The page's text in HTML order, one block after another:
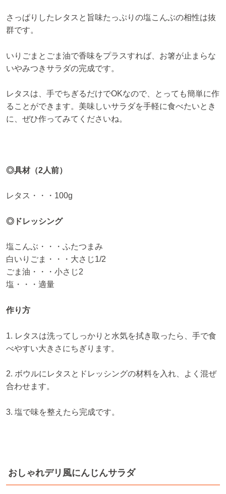
さっぱりしたレタスと旨味たっぷりの塩こんぶの相性は抜
群です。
いりごまとごま油で香味をプラスすれば、お箸が止まらな
いやみつきサラダの完成です。
レタスは、手でちぎるだけでOKなので、とっても簡単に作
ることができます。美味しいサラダを手軽に食べたいとき
に、ぜひ作ってみてくださいね。
◎具材（2人前）
レタス・・・100g
◎ドレッシング
塩こんぶ・・・ふたつまみ
白いりごま・・・大さじ1/2
ごま油・・・小さじ2
塩・・・適量
作り方
1. レタスは洗ってしっかりと水気を拭き取ったら、手で食
べやすい大きさにちぎります。
2. ボウルにレタスとドレッシングの材料を入れ、よく混ぜ
合わせます。
3. 塩で味を整えたら完成です。
おしゃれデリ風にんじんサラダ